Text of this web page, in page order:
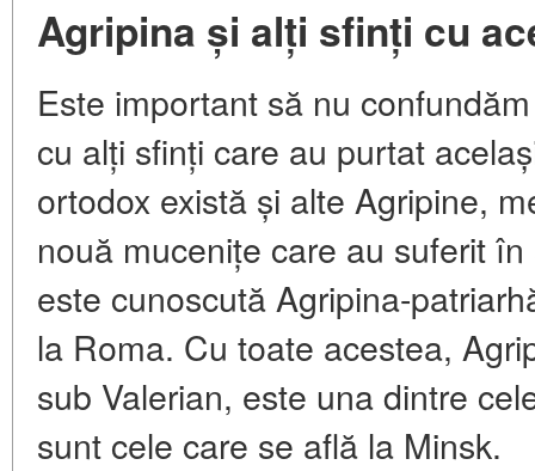
Agripina și alți sfinți cu
Este important să nu
cu alți sfinți care au purtat
ortodox există și alte Agripine,
nouă mucenițe care au suferit
este cunoscută Agripina-
la Roma. Cu toate acestea,
sub Valerian, este una dintre
sunt cele care se află la Minsk.